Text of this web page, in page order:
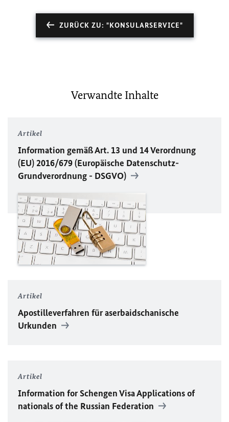
ZURÜCK ZU: "KONSULARSERVICE"
Verwandte Inhalte
Artikel
Information gemäß Art. 13 und 14 Verordnung
(EU) 2016/679 (Europäische Datenschutz-
Grundverordnung - DSGVO)
Artikel
Apostilleverfahren für aserbaidschanische
Urkunden
Artikel
Information for Schengen Visa Applications of
nationals of the Russian Federation